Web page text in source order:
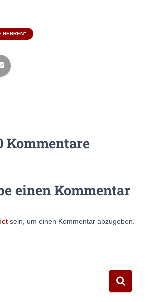
HERREN"
Kommentare
einen Kommentar
sein, um einen Kommentar abzugeben.